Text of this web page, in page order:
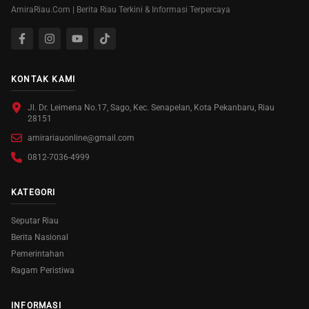
AmiraRiau.Com | Berita Riau Terkini & Informasi Terpercaya
KONTAK KAMI
Jl. Dr. Leimena No.17, Sago, Kec. Senapelan, Kota Pekanbaru, Riau
28151
amirariauonline@gmail.com
0812-7036-4999
KATEGORI
Seputar Riau
Berita Nasional
Pemerintahan
Ragam Peristiwa
INFORMASI